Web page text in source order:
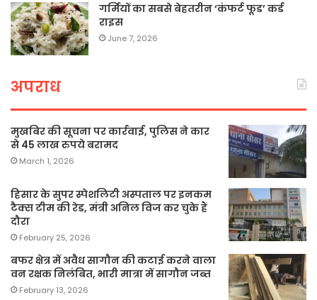
गर्मियों का सबसे बेहतरीन ‘कंफर्ट फूड’ कर्ड
राइस
June 7, 2026
अपराध
मुखबिर की सूचना पर कार्रवाई, पुलिस ने कार
से 45 लाख रुपये बरामद
March 1, 2026
हिसार के सुपर स्पेशलिटी अस्पताल पर इनकम
टैक्स टीम की रेड, मंत्री अनिल विज कर चुके हैं
दौरा
February 25, 2026
बफर क्षेत्र में अवैध सागौन की कटाई करने वाला
वन रक्षक निलंबित, भारी मात्रा में सागौन जब्त
February 13, 2026